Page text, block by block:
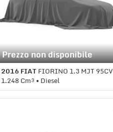
Prezzo non disponibile
2016 FIATFIORINO 1.3 MJT 95CV
1.248 Cm³ • Diesel
1 Km • Cambio Manuale (5) • Rosso